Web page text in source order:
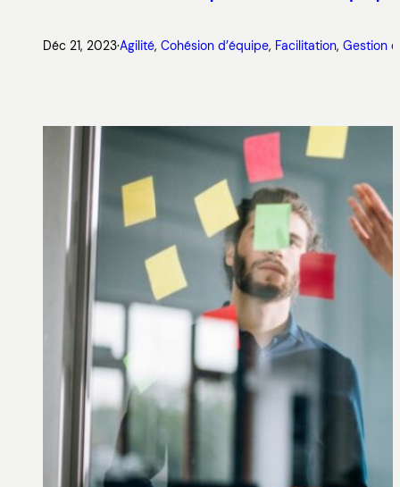
Déc 21, 2023·Agilité, Cohésion d’équipe, Facilitation, Gestion